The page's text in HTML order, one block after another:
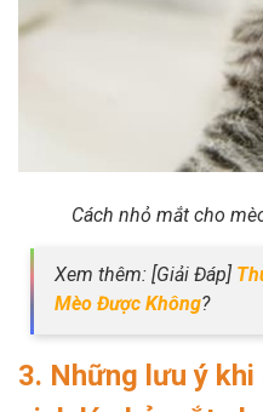
Cách nhỏ mắt cho
Xem thêm: [Giải Đáp]
Mèo Được Không?
3. Những lưu ý